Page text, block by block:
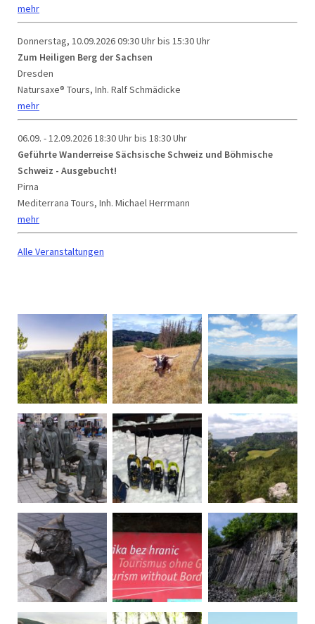
mehr
Donnerstag, 10.09.202609:30 Uhr bis 15:30 Uhr
Zum Heiligen Berg der Sachsen
Dresden
Natursaxe® Tours, Inh. Ralf Schmädicke
mehr
06.09. - 12.09.202618:30 Uhr bis 18:30 Uhr
Geführte Wanderreise Sächsische Schweiz und Böhmische
Schweiz - Ausgebucht!
Pirna
Mediterrana Tours, Inh. Michael Herrmann
mehr
Alle Veranstaltungen